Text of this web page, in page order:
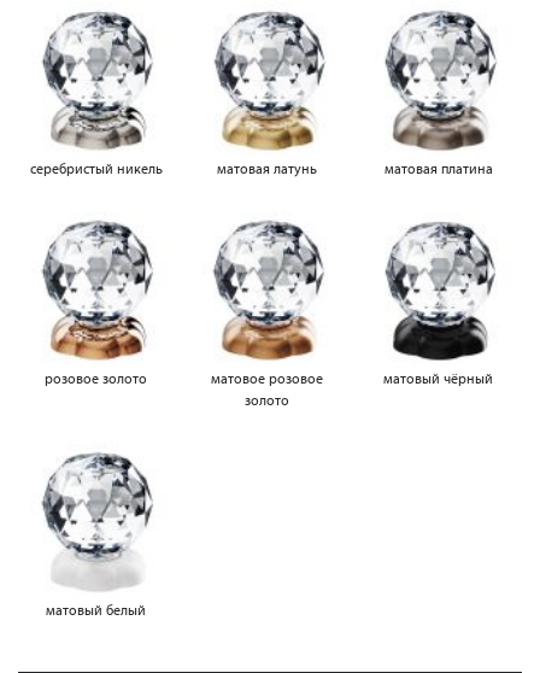
серебристый никель матовая латунь матовая платина
розовое золото
матовое розовое
золото
матовый чёрный
матовый белый